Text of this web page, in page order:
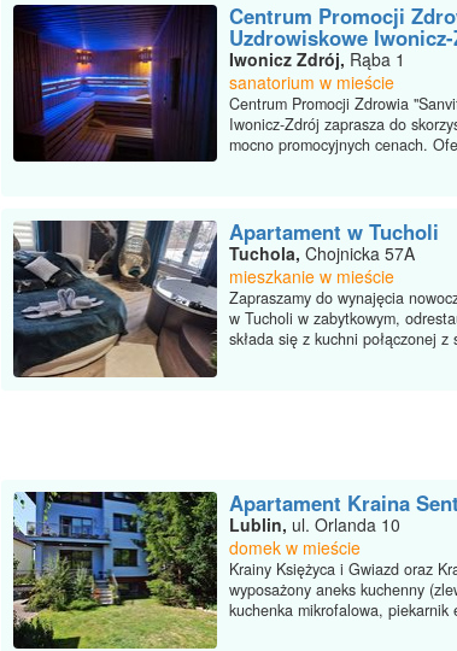
Centrum Promocji
Uzdrowiskowe
Iwonicz Zdrój, Rąba 1
sanatorium w mieście
Centrum Promocji Zdrowia
Iwonicz-Zdrój zaprasza do
mocno promocyjnych cenach.
Apartament w Tucholi
Tuchola, Chojnicka 57A
mieszkanie w mieście
Zapraszamy do wynajęcia
w Tucholi w zabytkowym,
składa się z kuchni połączonej
Apartament Kraina
Lublin, ul. Orlanda 10
domek w mieście
Krainy Księżyca i Gwiazd oraz
wyposażony aneks kuchenny
kuchenka mikrofalowa, piekarnik